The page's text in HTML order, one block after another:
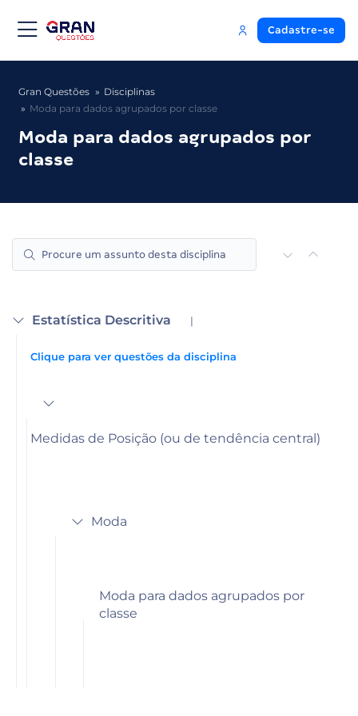
Cadastre-se
Gran Questões
Disciplinas
Moda para dados agrupados por classe
Moda para dados agrupados por
classe
Estatística Descritiva |
Clique para ver questões da disciplina
Medidas de Posição (ou de tendência central)
Moda
Moda para dados agrupados por
classe